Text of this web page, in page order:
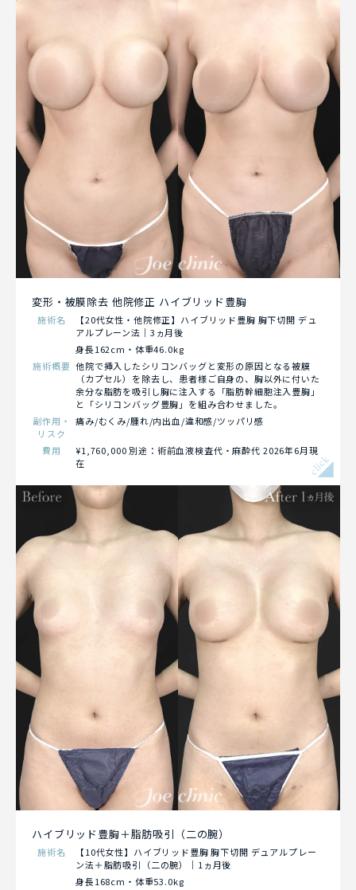
変形・被膜除去 他院修正 ハイブリッド豊胸
施術名
【20代女性・他院修正】ハイブリッド豊胸 胸下切開 デュ
アルプレーン法｜3ヵ月後
身長162cm・体重46.0kg
施術概要 他院で挿入したシリコンバッグと変形の原因となる被膜
（カプセル）を除去し、患者様ご自身の、胸以外に付いた
余分な脂肪を吸引し胸に注入する「脂肪幹細胞注入豊胸」
と「シリコンバッグ豊胸」を組み合わせました。
副作用・
リスク
痛み/むくみ/腫れ/内出血/違和感/ツッパリ感
費用
¥1,760,000 別途：術前血液検査代・麻酔代 2026年6月現
在
click
ハイブリッド豊胸＋脂肪吸引（二の腕）
施術名
【10代女性】ハイブリッド豊胸 胸下切開 デュアルプレー
ン法＋脂肪吸引（二の腕）｜1ヵ月後
身長168cm・体重53.0kg